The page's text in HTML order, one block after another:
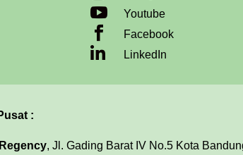
 Youtube
 Facebook
 LinkedIn
:
, Jl. Gading Barat IV No.5 Kota